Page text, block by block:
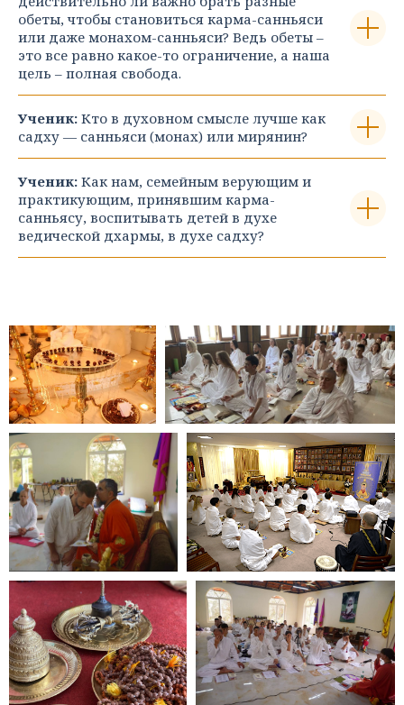
обеты, чтобы становиться карма-санньяси
или даже монахом-санньяси? Ведь обеты –
это все равно какое-то ограничение, а наша
цель – полная свобода.
Ученик: Кто в духовном смысле лучше как
садху — санньяси (монах) или мирянин?
Ученик: Как нам, семейным верующим и
практикующим, принявшим кар­ма-
санньясу, воспитывать детей в духе
ведической дхармы, в духе садху?